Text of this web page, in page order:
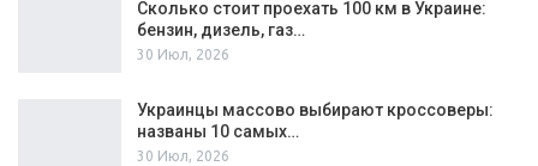
Сколько стоит проехать 100 км в Украине:
бензин, дизель, газ…
30 Июл, 2026
Украинцы массово выбирают кроссоверы:
названы 10 самых…
30 Июл, 2026